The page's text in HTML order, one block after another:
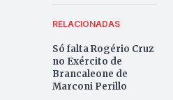
RELACIONADAS
Só falta Rogério Cruz
no Exército de
Brancaleone de
Marconi Perillo